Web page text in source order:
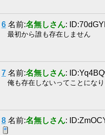
6 名前:名無しさん:
最初から誰も存在しません
7 名前:名無しさん:
俺も存在しないってことにな
8 名前:名無しさん: